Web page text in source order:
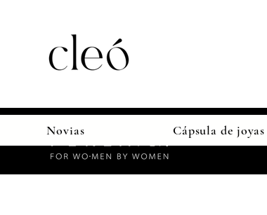
Novias Cápsula de joyas